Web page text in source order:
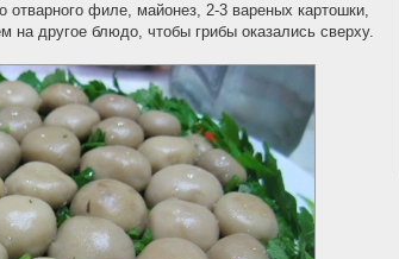
отварного филе, майонез, 2-3 вареных картошки,
на другое блюдо, чтобы грибы оказались сверху.